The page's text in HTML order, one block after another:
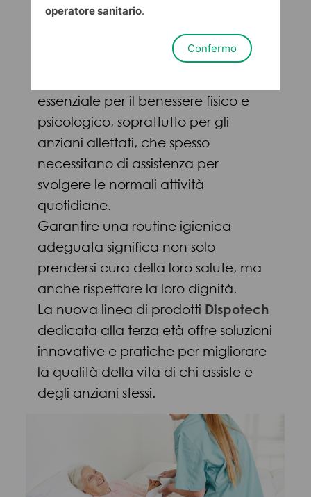
20 gennaio 2025
essenziale per il benessere fisico e
psicologico, soprattutto per gli
anziani allettati, che spesso
necessitano di assistenza per
svolgere le normali attività
quotidiane.
Garantire una routine igienica
adeguata significa non solo
prendersi cura della loro salute, ma
anche rispettare la loro dignità.
La nuova linea di prodotti Dispotech
dedicata alla terza età offre soluzioni
innovative e pratiche per migliorare
la qualità della vita di chi assiste e
degli anziani stessi.
operatore sanitario.
Confermo